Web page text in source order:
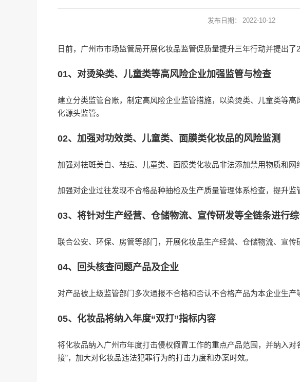
发布日期： 2022-10-12
日前，广州市市场监管局开展化妆品监管促质量提升三年行动并提出了
01、对烫染类、儿童类等高风险企业加强监管与检查
建立分类监管台账，制定高风险企业监管措施，以染烫类、儿童类等
化源头监管。
02、加强对功效类、儿童类、面膜类化妆品的风险监测
加强对祛斑美白、祛痘、儿童类、面膜类化妆品非法添加禁用物质和网
加强对企业过往发现不合格品种抽检及生产质量管理体系检查，提升监
03、将针对生产经营、仓储物流、宣传研发等全链条进行
联合公安、环保、房管等部门，开展化妆品生产经营、仓储物流、宣传
04、回头核查问题产品及企业
对产品被上级监管部门多次通报不合格和否认不合格产品为本企业生产
05、化妆品将纳入年度“双打”指标内容
将化妆品纳入广州市年度打击侵权假冒工作的重点产品范围，并纳入对
接”，加大对化妆品违法犯罪行为的打击力度和办案时效。